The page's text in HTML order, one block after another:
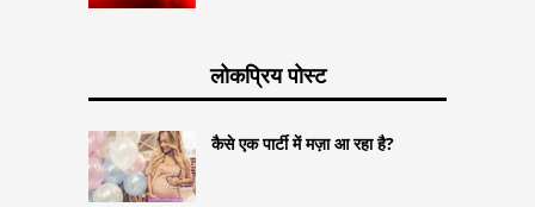
लोकप्रिय पोस्ट
कैसे एक पार्टी में मज़ा आ रहा है?